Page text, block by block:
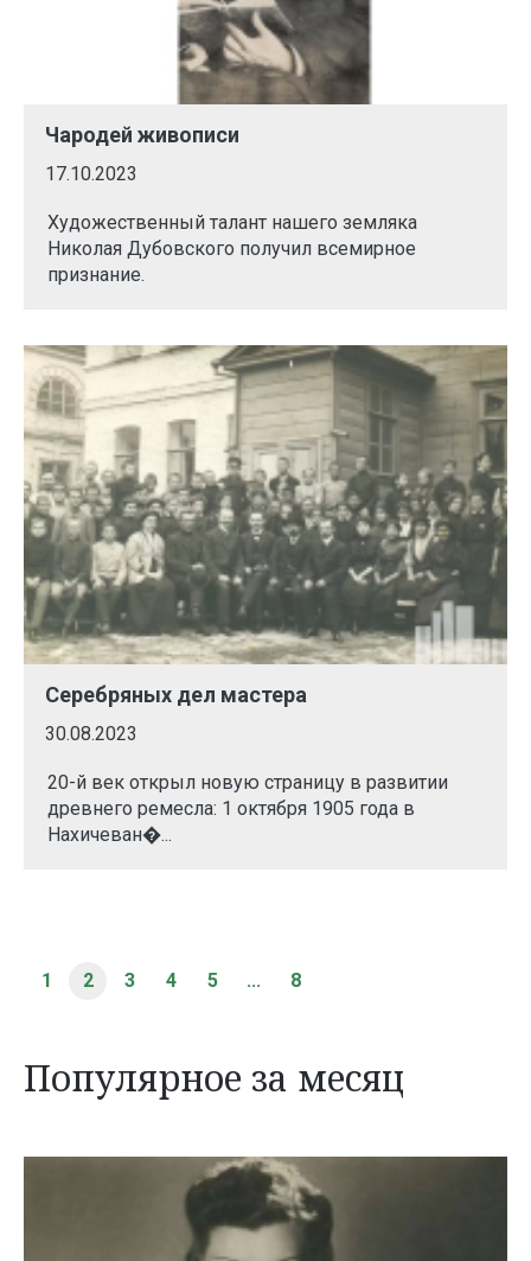
Чародей живописи
17.10.2023
Художественный талант нашего земляка
Николая Дубовского получил всемирное
признание.
Серебряных дел мастера
30.08.2023
20-й век открыл новую страницу в развитии
древнего ремесла: 1 октября 1905 года в
Нахичеван�...
1 2 3 4 5 ... 8
Популярное за месяц